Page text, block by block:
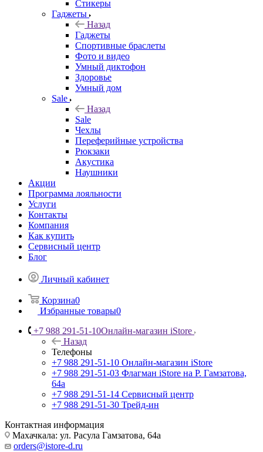
Стикеры
Гаджеты
Назад
Гаджеты
Спортивные браслеты
Фото и видео
Умный диктофон
Здоровье
Умный дом
Sale
Назад
Sale
Чехлы
Переферийные устройства
Рюкзаки
Акустика
Наушники
Акции
Программа лояльности
Услуги
Контакты
Компания
Как купить
Сервисный центр
Блог
Личный кабинет
Корзина0
Избранные товары0
+7 988 291-51-10Онлайн-магазин iStore
Назад
Телефоны
+7 988 291-51-10 Онлайн-магазин iStore
+7 988 291-51-03 Флагман iStore на Р. Гамзатова,
64а
+7 988 291-51-14 Сервисный центр
+7 988 291-51-30 Трейд-ин
Контактная информация
Махачкала: ул. Расула Гамзатова, 64а
orders@istore-d.ru